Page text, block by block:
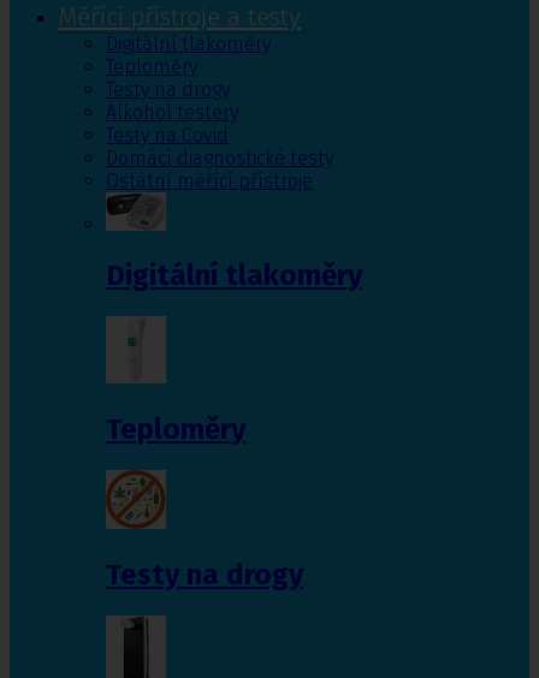
Měřící přístroje a testy
Digitální tlakoměry
Teploměry
Testy na drogy
Alkohol testery
Testy na Covid
Domácí diagnostické testy
Ostatní měřící přístroje
Digitální tlakoměry
Teploměry
Testy na drogy